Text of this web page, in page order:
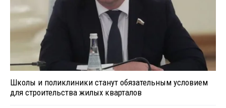
Школы и поликлиники станут обязательным условием
для строительства жилых кварталов